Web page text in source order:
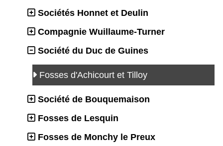
Sociétés Honnet et Deulin
Compagnie Wuillaume-Turner
Société du Duc de Guines
Fosses d'Achicourt et Tilloy
Société de Bouquemaison
Fosses de Lesquin
Fosses de Monchy le Preux